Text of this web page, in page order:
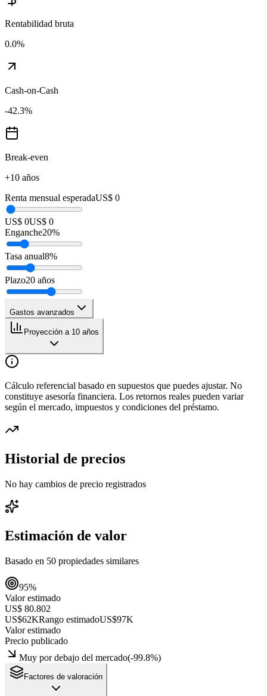
Rentabilidad bruta
0.0%
Cash-on-Cash
-42.3%
Break-even
+10 años
Renta mensual esperadaUS$ 0
US$ 0US$ 0
Enganche20%
Tasa anual8%
Plazo20 años
Gastos avanzados
Proyección a 10 años
Cálculo referencial basado en supuestos que puedes ajustar. No
constituye asesoría financiera. Los retornos reales pueden variar
según el mercado, impuestos y condiciones del préstamo.
Historial de precios
No hay cambios de precio registrados
Estimación de valor
Basado en 50 propiedades similares
95%
Valor estimado
US$ 80.802
US$62KRango estimadoUS$97K
Valor estimado
Precio publicado
Muy por debajo del mercado(-99.8%)
Factores de valoración